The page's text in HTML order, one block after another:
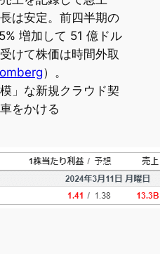
は安定。前四半期の
増加して 51 億ドル
けて株価は時間外取
）。
」な新規クラウド契
をかける